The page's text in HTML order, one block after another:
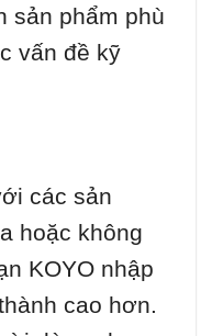
sản phẩm phù
vấn đề kỹ
các sản
hoặc không
KOYO nhập
cao hơn.